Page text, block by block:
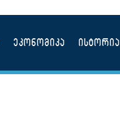
ეკონომიკა ისტორია